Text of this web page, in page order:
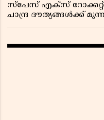
സ്പേസ് എക്സ് റോക്കറ്റ്
ചാന്ദ്ര ദൗത്യങ്ങൾക്ക്